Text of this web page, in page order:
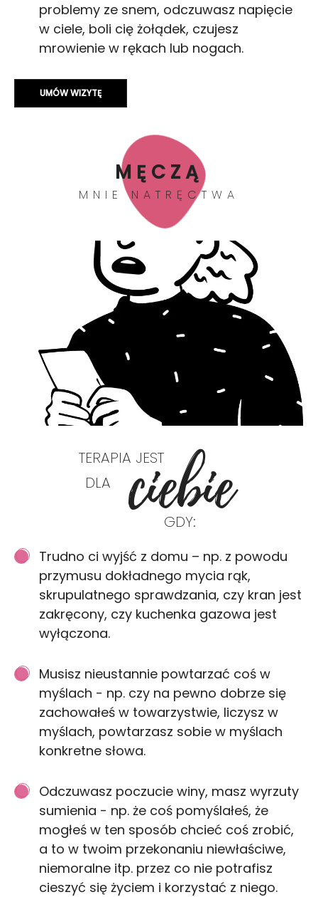
problemy ze snem, odczuwasz napięcie
w ciele, boli cię żołądek, czujesz
mrowienie w rękach lub nogach.
UMÓW WIZYTĘ
MĘCZĄ
MNIE NATRĘCTWA
TERAPIA JEST
DLA
ciebie
GDY:
Trudno ci wyjść z domu – np. z powodu
przymusu dokładnego mycia rąk,
skrupulatnego sprawdzania, czy kran jest
zakręcony, czy kuchenka gazowa jest
wyłączona.
Musisz nieustannie powtarzać coś w
myślach - np. czy na pewno dobrze się
zachowałeś w towarzystwie, liczysz w
myślach, powtarzasz sobie w myślach
konkretne słowa.
Odczuwasz poczucie winy, masz wyrzuty
sumienia - np. że coś pomyślałeś, że
mogłeś w ten sposób chcieć coś zrobić,
a to w twoim przekonaniu niewłaściwe,
niemoralne itp. przez co nie potrafisz
cieszyć się życiem i korzystać z niego.